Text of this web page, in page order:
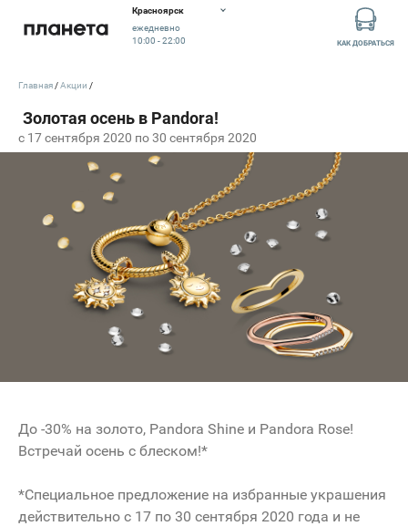
Красноярск
ежедневно
10:00 - 22:00
КАК ДОБРАТЬСЯ
c 17 сентября 2020 по 30 сентября 2020
Главная Акции
До -30% на золото, Pandora Shine и Pandora Rose!
Встречай осень с блеском!*
*Специальное предложение на избранные украшения
действительно с 17 по 30 сентября 2020 года и не